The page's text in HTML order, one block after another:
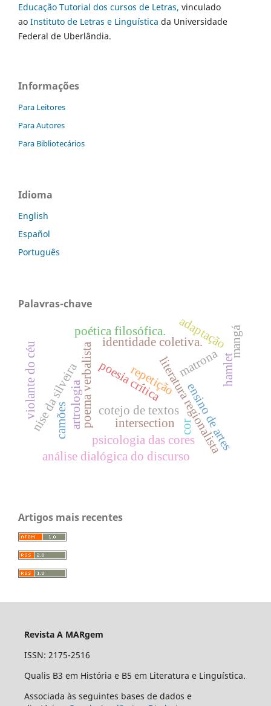
Educação Tutorial dos cursos de Letras, vinculado
ao Instituto de Letras e Linguística da Universidade
Federal de Uberlândia.
Informações
Para Leitores
Para Autores
Para Bibliotecários
Idioma
English
Español
Português
Palavras-chave
poema verbalistapoesia críticaliteratura regionalista
identidade coletiva.
poética filosófica.
psicologia das cores
cor
nise da silveira ensino de artes
análise dialógica do discurso
cotejo de textos
artrologia repetição
camões
violante do céu matrona
adaptação
intersection
hamlet
mangá
Artigos mais recentes
Revista A MARgem
ISSN: 2175-2516
Qualis B3 em História e B5 em Literatura e Linguística.
Associada às seguintes bases de dados e